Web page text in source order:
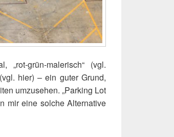
„rot-grün-male­risch“ (vgl.
hier) – ein guter Grund,
umzu­se­hen. „Par­king Lot
mir eine sol­che Alter­na­ti­ve